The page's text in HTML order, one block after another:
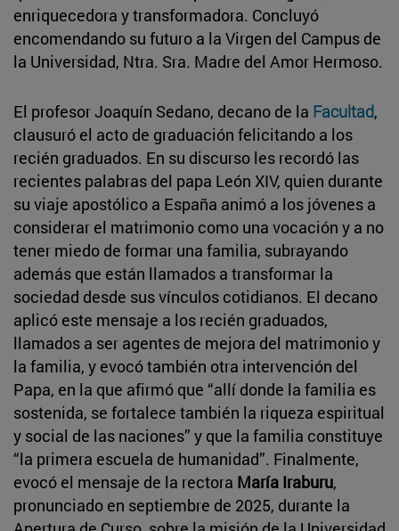
enriquecedora y transformadora. Concluyó
encomendando su futuro a la Virgen del Campus de
la Universidad, Ntra. Sra. Madre del Amor Hermoso.
El profesor Joaquín Sedano, decano de la Facultad,
clausuró el acto de graduación felicitando a los
recién graduados. En su discurso les recordó las
recientes palabras del papa León XIV, quien durante
su viaje apostólico a España animó a los jóvenes a
considerar el matrimonio como una vocación y a no
tener miedo de formar una familia, subrayando
además que están llamados a transformar la
sociedad desde sus vínculos cotidianos. El decano
aplicó este mensaje a los recién graduados,
llamados a ser agentes de mejora del matrimonio y
la familia, y evocó también otra intervención del
Papa, en la que afirmó que “allí donde la familia es
sostenida, se fortalece también la riqueza espiritual
y social de las naciones” y que la familia constituye
“la primera escuela de humanidad”. Finalmente,
evocó el mensaje de la rectora María Iraburu,
pronunciado en septiembre de 2025, durante la